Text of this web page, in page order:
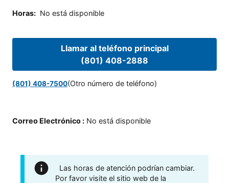
Horas: No está disponible
Llamar al teléfono principal
(801) 408-2888
(801) 408-7500(Otro número de teléfono)
Correo Electrónico : No está disponible
Las horas de atención podrían cambiar.
Por favor visite el sitio web de la